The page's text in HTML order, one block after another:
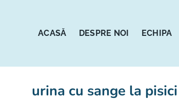
ACASĂ DESPRE NOI ECHIPA
urina cu sange la pisici